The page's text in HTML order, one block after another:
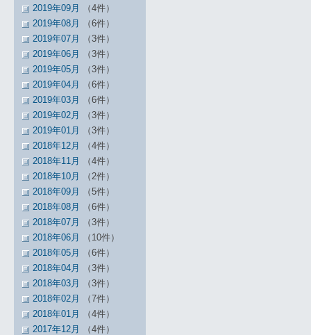
2019年09月
（4件）
2019年08月
（6件）
2019年07月
（3件）
2019年06月
（3件）
2019年05月
（3件）
2019年04月
（6件）
2019年03月
（6件）
2019年02月
（3件）
2019年01月
（3件）
2018年12月
（4件）
2018年11月
（4件）
2018年10月
（2件）
2018年09月
（5件）
2018年08月
（6件）
2018年07月
（3件）
2018年06月
（10件）
2018年05月
（6件）
2018年04月
（3件）
2018年03月
（3件）
2018年02月
（7件）
2018年01月
（4件）
2017年12月
（4件）